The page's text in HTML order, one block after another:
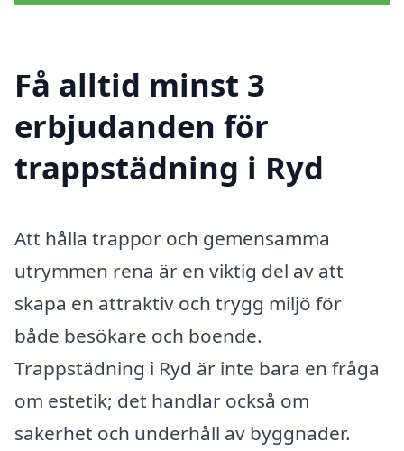
Få alltid minst 3
erbjudanden för
trappstädning i Ryd
Att hålla trappor och gemensamma
utrymmen rena är en viktig del av att
skapa en attraktiv och trygg miljö för
både besökare och boende.
Trappstädning i Ryd är inte bara en fråga
om estetik; det handlar också om
säkerhet och underhåll av byggnader.